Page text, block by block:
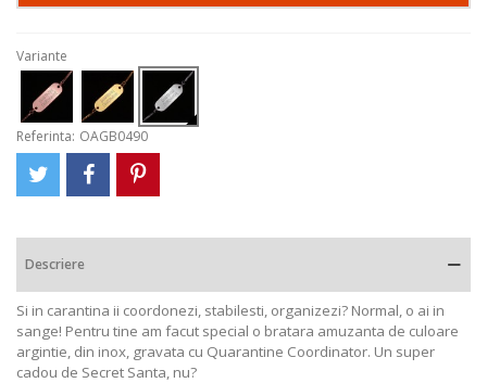
Variante
Referinta: OAGB0490
Descriere
Si in carantina ii coordonezi, stabilesti, organizezi? Normal, o ai in
sange! Pentru tine am facut special o bratara amuzanta de culoare
argintie, din inox, gravata cu Quarantine Coordinator. Un super
cadou de Secret Santa, nu?